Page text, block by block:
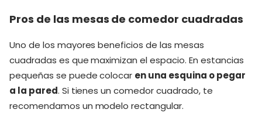
Pros de las mesas de comedor cuadradas
Uno de los mayores beneficios de las mesas
cuadradas es que maximizan el espacio. En estancias
pequeñas se puede colocar en una esquina o pegar
a la pared. Si tienes un comedor cuadrado, te
recomendamos un modelo rectangular.